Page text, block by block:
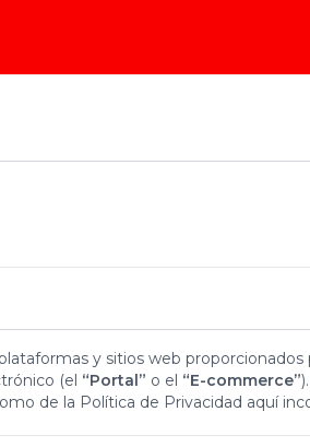
y sitios web proporcionados
(el “Portal” o el “E-commerce”).
de la Política de Privacidad aquí